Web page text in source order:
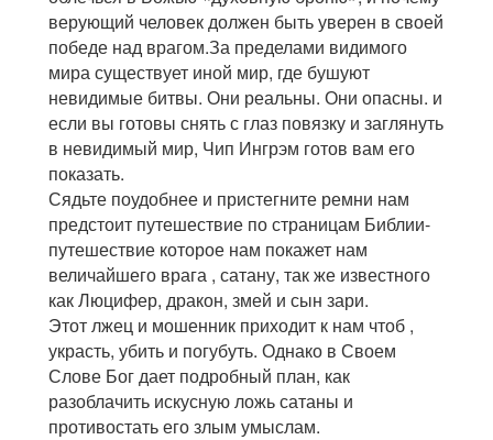
верующий человек должен быть уверен в своей
победе над врагом.За пределами видимого
мира существует иной мир, где бушуют
невидимые битвы. Они реальны. Они опасны. и
если вы готовы снять с глаз повязку и заглянуть
в невидимый мир, Чип Ингрэм готов вам его
показать.
Сядьте поудобнее и пристегните ремни нам
предстоит путешествие по страницам Библии-
путешествие которое нам покажет нам
величайшего врага , сатану, так же известного
как Люцифер, дракон, змей и сын зари.
Этот лжец и мошенник приходит к нам чтоб ,
украсть, убить и погубуть. Однако в Своем
Слове Бог дает подробный план, как
разоблачить искусную ложь сатаны и
противостать его злым умыслам.